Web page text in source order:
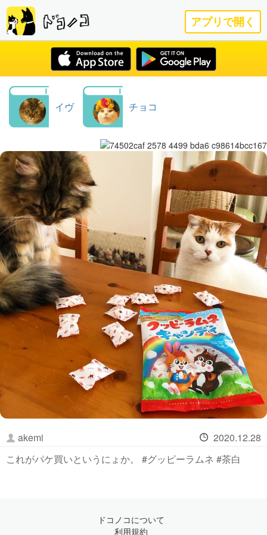
アプリで開く
イヴ チョコ
akemi
2020.12.28
これがパケ買いというにょか。 #グッピーラムネ #茶白
ドコノコについて
利用規約